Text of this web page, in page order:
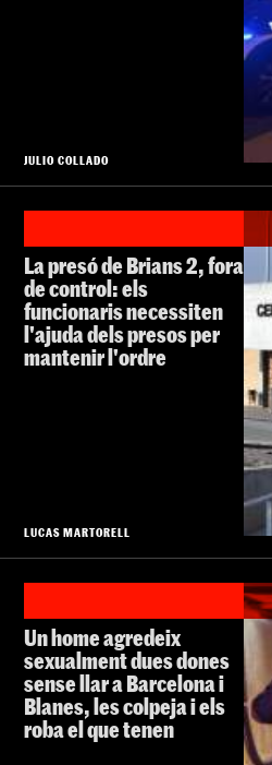
JULIO COLLADO
La presó de Brians 2, fora
de control: els
funcionaris necessiten
l'ajuda dels presos per
mantenir l'ordre
LUCAS MARTORELL
Un home agredeix
sexualment dues dones
sense llar a Barcelona i
Blanes, les colpeja i els
roba el que tenen